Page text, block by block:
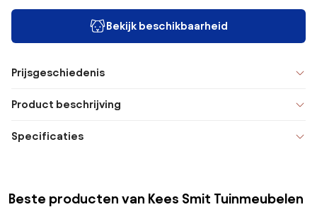
Bekijk beschikbaarheid
Prijsgeschiedenis
Product beschrijving
Specificaties
Beste producten van Kees Smit Tuinmeubelen